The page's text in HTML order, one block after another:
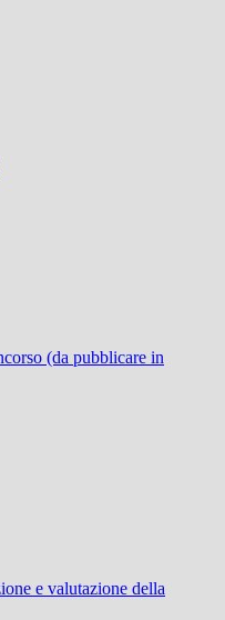
(da pubblicare in
e valutazione della